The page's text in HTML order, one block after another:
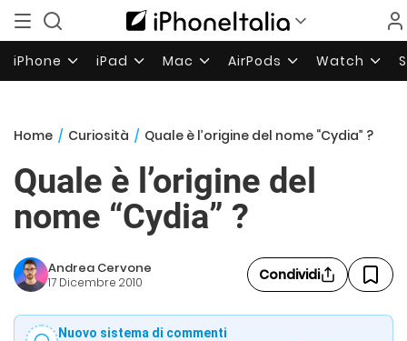
iPhone iPad Mac AirPods Watch
Home / Curiosità / Quale è l’origine del nome “Cydia” ?
Quale è l’origine del
nome “Cydia” ?
Andrea Cervone
17 Dicembre 2010 Condividi
Nuovo sistema di commenti